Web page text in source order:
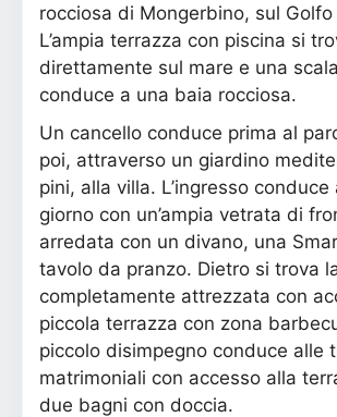
rocciosa di Mongerbino, sul
L’ampia terrazza con piscina si
direttamente sul mare e una
conduce a una baia rocciosa.
Un cancello conduce prima al
poi, attraverso un giardino
pini, alla villa. L’ingresso conduce
giorno con un’ampia vetrata di
arredata con un divano, una
tavolo da pranzo. Dietro si trova
completamente attrezzata con
piccola terrazza con zona
piccolo disimpegno conduce alle
matrimoniali con accesso alla
due bagni con doccia.